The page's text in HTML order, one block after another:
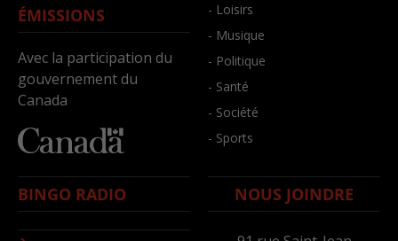
ÉMISSIONS
Avec la participation du
gouvernement du
Canada
- Loisirs
- Musique
- Politique
- Santé
- Société
- Sports
BINGO RADIO NOUS JOINDRE